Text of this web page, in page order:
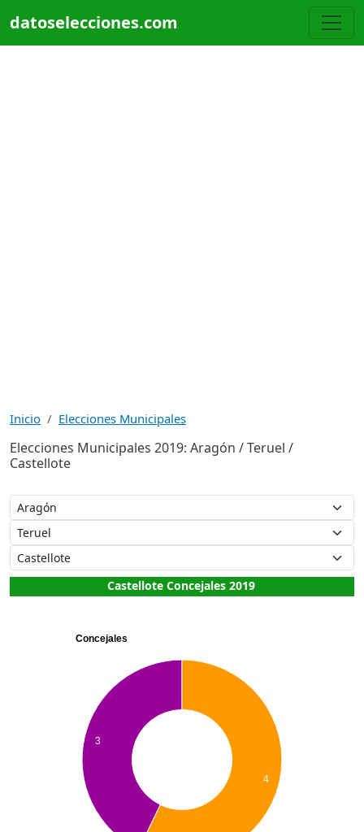
datoselecciones.com
Inicio Elecciones Municipales
Elecciones Municipales 2019: Aragón / Teruel /
Castellote
Castellote Concejales 2019
Concejales
3
4